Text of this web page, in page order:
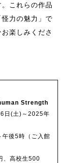
これらの作品
力の魅力」で
楽しみくださ
Strength
日(土)～2025年
後5時（ご入館
、高校生500